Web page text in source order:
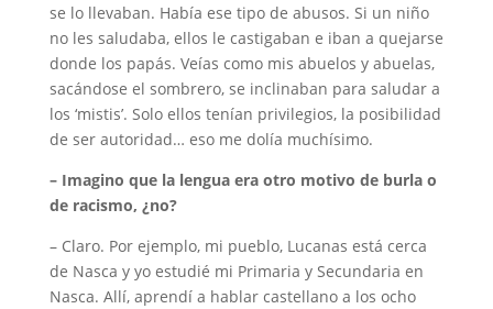
se lo llevaban. Había ese tipo de abusos. Si un niño
no les saludaba, ellos le castigaban e iban a quejarse
donde los papás. Veías como mis abuelos y abuelas,
sacándose el sombrero, se inclinaban para saludar a
los ‘mistis’. Solo ellos tenían privilegios, la posibilidad
de ser autoridad… eso me dolía muchísimo.
– Imagino que la lengua era otro motivo de burla o
de racismo, ¿no?
– Claro. Por ejemplo, mi pueblo, Lucanas está cerca
de Nasca y yo estudié mi Primaria y Secundaria en
Nasca. Allí, aprendí a hablar castellano a los ocho